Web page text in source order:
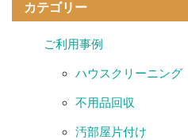
カテゴリー
ご利用事例
ハウスクリーニング
不用品回収
汚部屋片付け